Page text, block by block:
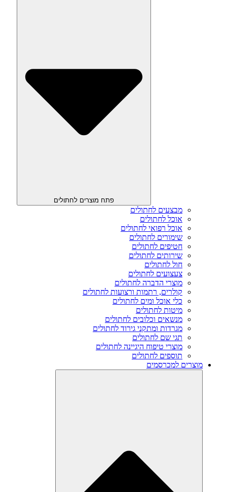
פתח מוצרים לחתולים
מבצעים לחתולים
אוכל לחתולים
אוכל רפואי לחתולים
שימורים לחתולים
חטיפים לחתולים
שירותים לחתולים
חול לחתולים
צעצועים לחתולים
מוצרי הדברה לחתולים
קולרים, רתמות ורצועות לחתולים
כלי אוכל ומים לחתולים
מיטות לחתולים
מנשאים וכלובים לחתולים
מגרדות ומתקני גירוד לחתולים
תגי שם לחתולים
מוצרי טיפוח היגיינה לחתולים
תוספים לחתולים
מוצרים למכרסמים